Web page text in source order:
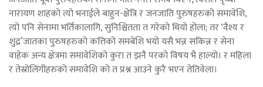
नारायण शाहको त्यो भनाईले बाहुन-क्षेत्रि र जनजाति पुरुषहरुको समावेशि,
त्यो पनि सेनामा भर्तिकालागि, सुनिश्चितता त गरेको थियो होला; तर ‘वैश्य र
शुद्र’जातका पुरुषहरुको कत्तिको समबेशि भयो यसै भन्न सकिन्न र सेना
वाहेक अन्य क्षेत्रमा समावेशिको कुरा त झनै परको विषय भै हाल्यो। र महिला
र तेस्रोलिंगीहरुको समावेशि को त प्रश्न आउने कुरै भएन तेतिवेला।